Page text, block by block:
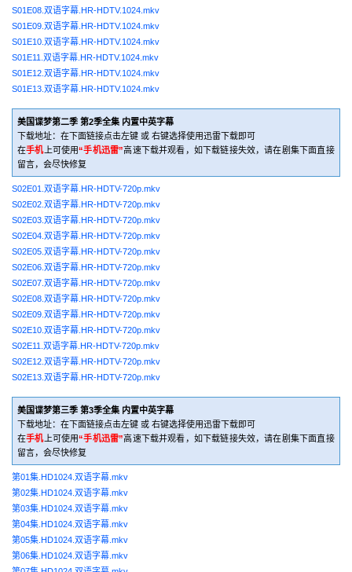
S01E08.双语字幕.HR-HDTV.1024.mkv
S01E09.双语字幕.HR-HDTV.1024.mkv
S01E10.双语字幕.HR-HDTV.1024.mkv
S01E11.双语字幕.HR-HDTV.1024.mkv
S01E12.双语字幕.HR-HDTV.1024.mkv
S01E13.双语字幕.HR-HDTV.1024.mkv
美国谍梦第二季 第2季全集 内置中英字幕
下载地址：在下面链接点击左键 或 右键选择使用迅雷下载即可
在手机上可使用“手机迅雷”高速下载并观看，如下载链接失效，请在剧集下面直接
留言，会尽快修复
S02E01.双语字幕.HR-HDTV-720p.mkv
S02E02.双语字幕.HR-HDTV-720p.mkv
S02E03.双语字幕.HR-HDTV-720p.mkv
S02E04.双语字幕.HR-HDTV-720p.mkv
S02E05.双语字幕.HR-HDTV-720p.mkv
S02E06.双语字幕.HR-HDTV-720p.mkv
S02E07.双语字幕.HR-HDTV-720p.mkv
S02E08.双语字幕.HR-HDTV-720p.mkv
S02E09.双语字幕.HR-HDTV-720p.mkv
S02E10.双语字幕.HR-HDTV-720p.mkv
S02E11.双语字幕.HR-HDTV-720p.mkv
S02E12.双语字幕.HR-HDTV-720p.mkv
S02E13.双语字幕.HR-HDTV-720p.mkv
美国谍梦第三季 第3季全集 内置中英字幕
下载地址：在下面链接点击左键 或 右键选择使用迅雷下载即可
在手机上可使用“手机迅雷”高速下载并观看，如下载链接失效，请在剧集下面直接
留言，会尽快修复
第01集.HD1024.双语字幕.mkv
第02集.HD1024.双语字幕.mkv
第03集.HD1024.双语字幕.mkv
第04集.HD1024.双语字幕.mkv
第05集.HD1024.双语字幕.mkv
第06集.HD1024.双语字幕.mkv